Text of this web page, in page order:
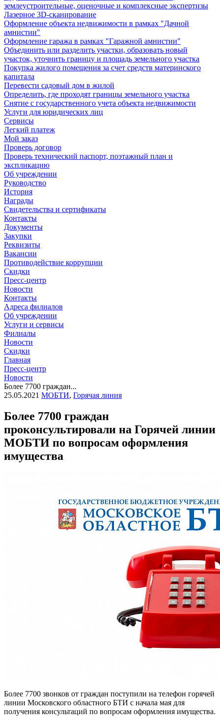
землеустроительные, оценочные и комплексные экспертизы
Лазерное 3D-сканирование
Оформление объекта недвижимости в рамках "Дачной
амнистии"
Оформление гаража в рамках "Гаражной амнистии"
Объединить или разделить участки, образовать новый
участок, уточнить границу и площадь земельного участка
Покупка жилого помещения за счет средств материнского
капитала
Перевести садовый дом в жилой
Определить, где проходят границы земельного участка
Снятие с государственного учета объекта недвижимости
Услуги для юридических лиц
Сервисы
Легкий платеж
Мой заказ
Проверь договор
Проверь технический паспорт, поэтажный план и
экспликацию
Об учреждении
Руководство
История
Награды
Свидетельства и сертификаты
Контакты
Документы
Закупки
Реквизиты
Вакансии
Противодействие коррупции
Скидки
Пресс-центр
Новости
Контакты
Адреса филиалов
Об учреждении
Услуги и сервисы
Филиалы
Новости
Скидки
Главная
Пресс-центр
Новости
Более 7700 граждан...
25.05.2021 МОБТИ, Горячая линия
Более 7700 граждан
проконсультировали на Горячей линии
МОБТИ по вопросам оформления
имущества
Более 7700 звонков от граждан поступили на телефон горячей
линии Московского областного БТИ с начала мая для
получения консультаций по вопросам оформления имущества.